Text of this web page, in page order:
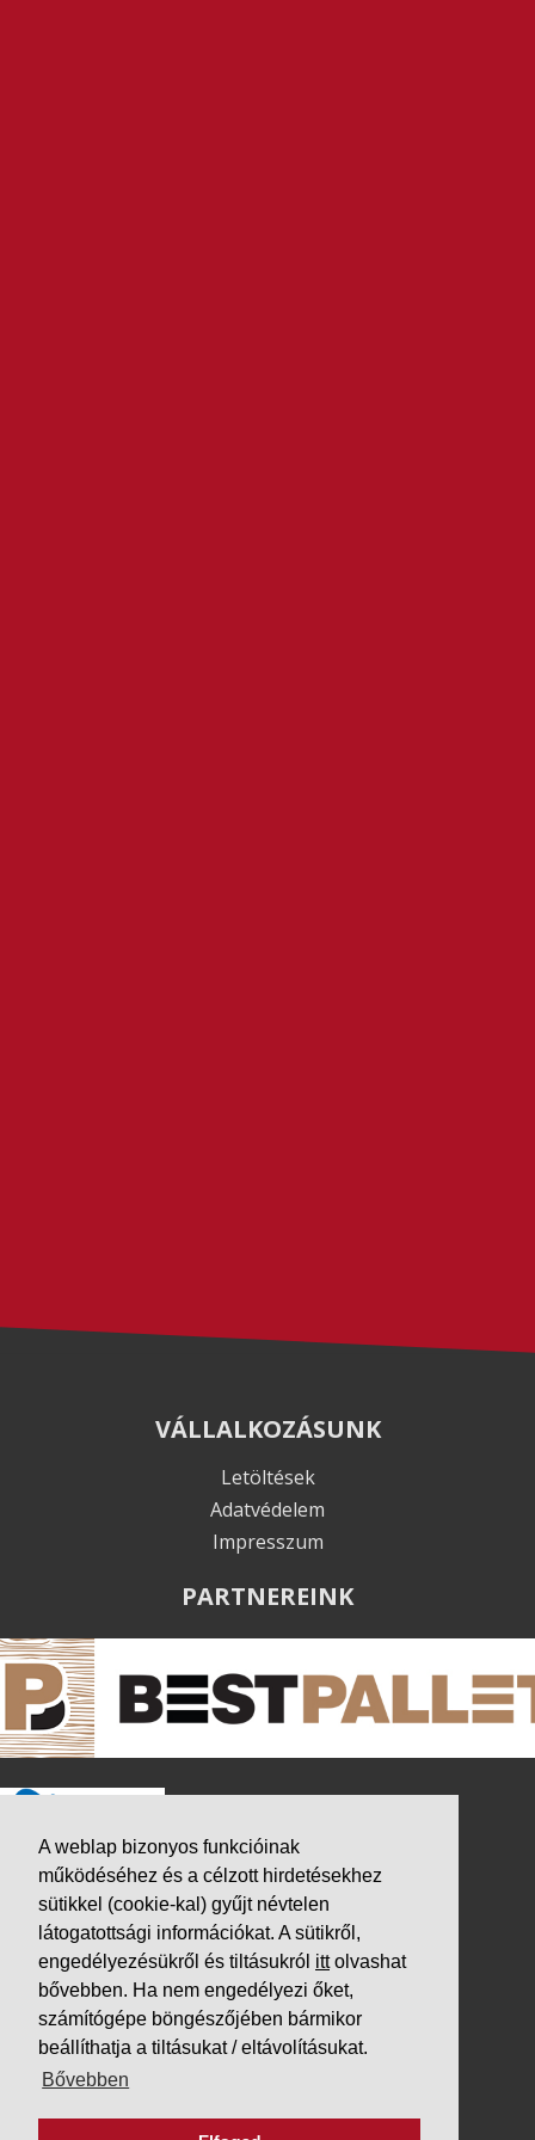
A weblap bizonyos funkcióinak
működéséhez és a célzott hirdetésekhez
sütikkel (cookie-kal) gyűjt névtelen
látogatottsági információkat. A sütikről,
engedélyezésükről és tiltásukról ittolvashat
bővebben. Ha nem engedélyezi őket,
számítógépe böngészőjében bármikor
beállíthatja a tiltásukat / eltávolításukat.
Bővebben
VÁLLALKOZÁSUNK
Letöltések
Adatvédelem
Impresszum
PARTNEREINK
Autópálya díjak